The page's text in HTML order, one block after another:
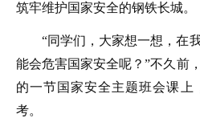
筑牢维护国家安全的钢铁长城。
“同学们，大家想一想，在
能会危害国家安全呢？”不久前
的一节国家安全主题班会课上
考。